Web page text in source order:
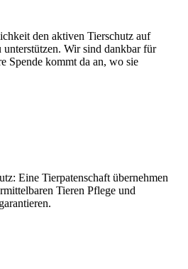
den aktiven Tierschutz auf
unterstützen. Wir sind dankbar für
Spende kommt da an, wo sie
Eine Tierpatenschaft übernehmen
Tieren Pflege und